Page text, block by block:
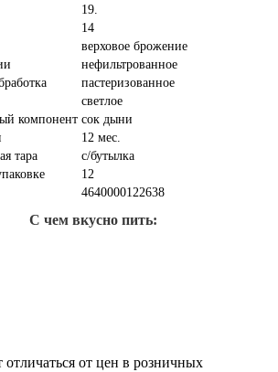
19.
14
верховое брожение
нефильтрованное
пастеризованное
светлое
компонент сок дыни
12 мес.
тара
с/бутылка
12
4640000122638
С чем вкусно пить:
отличаться от цен в розничных